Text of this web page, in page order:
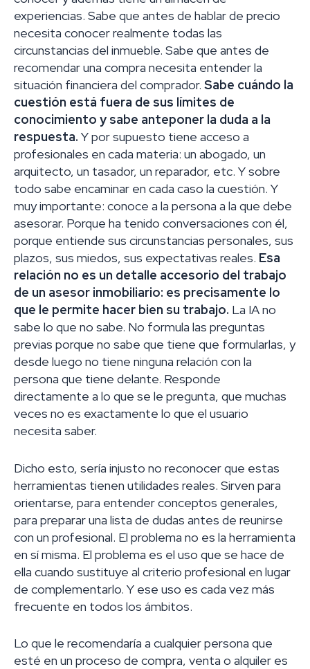
experiencias. Sabe que antes de hablar de precio
necesita conocer realmente todas las
circunstancias del inmueble. Sabe que antes de
recomendar una compra necesita entender la
situación financiera del comprador. Sabe cuándo la
cuestión está fuera de sus límites de
conocimiento y sabe anteponer la duda a la
respuesta. Y por supuesto tiene acceso a
profesionales en cada materia: un abogado, un
arquitecto, un tasador, un reparador, etc. Y sobre
todo sabe encaminar en cada caso la cuestión. Y
muy importante: conoce a la persona a la que debe
asesorar. Porque ha tenido conversaciones con él,
porque entiende sus circunstancias personales, sus
plazos, sus miedos, sus expectativas reales. Esa
relación no es un detalle accesorio del trabajo
de un asesor inmobiliario: es precisamente lo
que le permite hacer bien su trabajo. La IA no
sabe lo que no sabe. No formula las preguntas
previas porque no sabe que tiene que formularlas, y
desde luego no tiene ninguna relación con la
persona que tiene delante. Responde
directamente a lo que se le pregunta, que muchas
veces no es exactamente lo que el usuario
necesita saber.
Dicho esto, sería injusto no reconocer que estas
herramientas tienen utilidades reales. Sirven para
orientarse, para entender conceptos generales,
para preparar una lista de dudas antes de reunirse
con un profesional. El problema no es la herramienta
en sí misma. El problema es el uso que se hace de
ella cuando sustituye al criterio profesional en lugar
de complementarlo. Y ese uso es cada vez más
frecuente en todos los ámbitos.
Lo que le recomendaría a cualquier persona que
esté en un proceso de compra, venta o alquiler es